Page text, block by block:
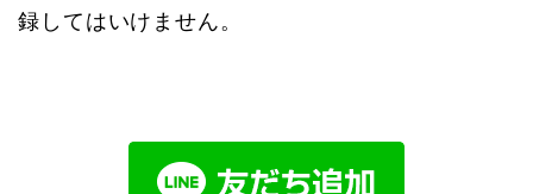
録してはいけません。